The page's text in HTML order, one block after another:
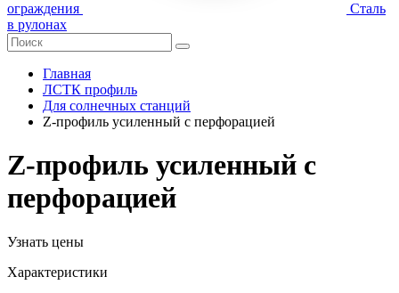
ограждения
Сталь
в рулонах
Главная
ЛСТК профиль
Для солнечных станций
Z-профиль усиленный с перфорацией
Z-профиль усиленный с
перфорацией
Узнать цены
Характеристики